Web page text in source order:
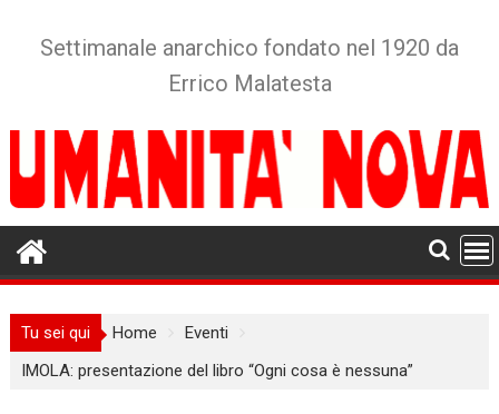
Settimanale anarchico fondato nel 1920 da
Errico Malatesta
Tu sei qui Home
Eventi
IMOLA: presentazione del libro “Ogni cosa è nessuna”